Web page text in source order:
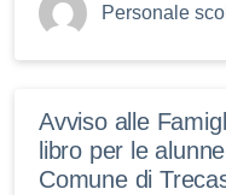
Personale
Avviso alle
libro per le
Comune di